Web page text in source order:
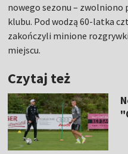
nowego sezonu – zwolniono
klubu. Pod wodzą 60-latka
zakończyli minione rozgrywki
miejscu.
Czytaj też